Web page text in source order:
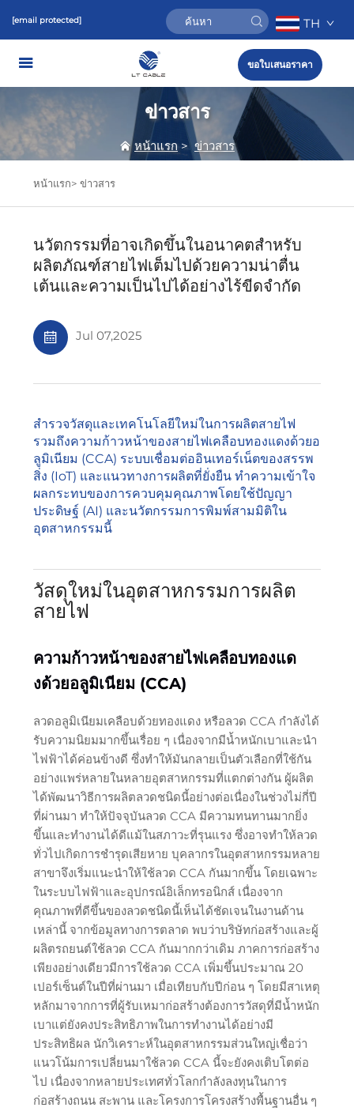
[email protected] TH
ขอใบเสนอราคา
ข่าวสาร
หน้าแรก> ข่าวสาร
หน้าแรก> ข่าวสาร
นวัตกรรมที่อาจเกิดขึ้นในอนาคตสำหรับ
ผลิตภัณฑ์สายไฟเต็มไปด้วยความน่าตื่น
เต้นและความเป็นไปได้อย่างไร้ขีดจำกัด
Jul 07,2025
สำรวจวัสดุและเทคโนโลยีใหม่ในการผลิตสายไฟ
รวมถึงความก้าวหน้าของสายไฟเคลือบทองแดงด้วยอ
ลูมิเนียม (CCA) ระบบเชื่อมต่ออินเทอร์เน็ตของสรรพ
สิ่ง (IoT) และแนวทางการผลิตที่ยั่งยืน ทำความเข้าใจ
ผลกระทบของการควบคุมคุณภาพโดยใช้ปัญญา
ประดิษฐ์ (AI) และนวัตกรรมการพิมพ์สามมิติใน
อุตสาหกรรมนี้
วัสดุใหม่ในอุตสาหกรรมการผลิต
สายไฟ
ความก้าวหน้าของสายไฟเคลือบทองแด
งด้วยอลูมิเนียม (CCA)
ลวดอลูมิเนียมเคลือบด้วยทองแดง หรือลวด CCA กำลังได้
รับความนิยมมากขึ้นเรื่อย ๆ เนื่องจากมีน้ำหนักเบาและนำ
ไฟฟ้าได้ค่อนข้างดี ซึ่งทำให้มันกลายเป็นตัวเลือกที่ใช้กัน
อย่างแพร่หลายในหลายอุตสาหกรรมที่แตกต่างกัน ผู้ผลิต
ได้พัฒนาวิธีการผลิตลวดชนิดนี้อย่างต่อเนื่องในช่วงไม่กี่ปี
ที่ผ่านมา ทำให้ปัจจุบันลวด CCA มีความทนทานมากยิ่ง
ขึ้นและทำงานได้ดีแม้ในสภาวะที่รุนแรง ซึ่งอาจทำให้ลวด
ทั่วไปเกิดการชำรุดเสียหาย บุคลากรในอุตสาหกรรมหลาย
สาขาจึงเริ่มแนะนำให้ใช้ลวด CCA กันมากขึ้น โดยเฉพาะ
ในระบบไฟฟ้าและอุปกรณ์อิเล็กทรอนิกส์ เนื่องจาก
คุณภาพที่ดีขึ้นของลวดชนิดนี้เห็นได้ชัดเจนในงานด้าน
เหล่านี้ จากข้อมูลทางการตลาด พบว่าบริษัทก่อสร้างและผู้
ผลิตรถยนต์ใช้ลวด CCA กันมากกว่าเดิม ภาคการก่อสร้าง
เพียงอย่างเดียวมีการใช้ลวด CCA เพิ่มขึ้นประมาณ 20
เปอร์เซ็นต์ในปีที่ผ่านมา เมื่อเทียบกับปีก่อน ๆ โดยมีสาเหตุ
หลักมาจากการที่ผู้รับเหมาก่อสร้างต้องการวัสดุที่มีน้ำหนัก
เบาแต่ยังคงประสิทธิภาพในการทำงานได้อย่างมี
ประสิทธิผล นักวิเคราะห์ในอุตสาหกรรมส่วนใหญ่เชื่อว่า
แนวโน้มการเปลี่ยนมาใช้ลวด CCA นี้จะยังคงเติบโตต่อ
ไป เนื่องจากหลายประเทศทั่วโลกกำลังลงทุนในการ
ก่อสร้างถนน สะพาน และโครงการโครงสร้างพื้นฐานอื่น ๆ